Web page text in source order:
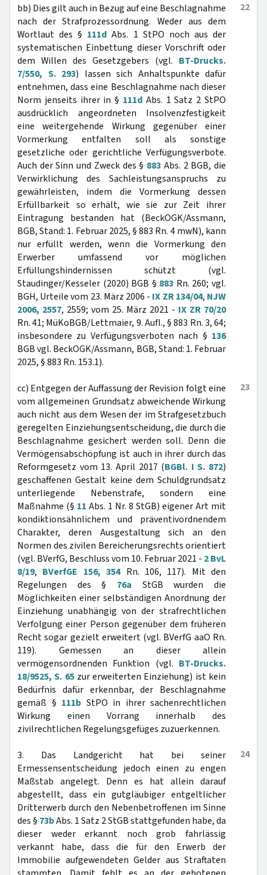
22
bb) Dies gilt auch in Bezug auf eine Beschlagnahme
nach der Strafprozessordnung. Weder aus dem
Wortlaut des § 111d Abs. 1 StPO noch aus der
systematischen Einbettung dieser Vorschrift oder
dem Willen des Gesetzgebers (vgl. BT-Drucks.
7/550, S. 293) lassen sich Anhaltspunkte dafür
entnehmen, dass eine Beschlagnahme nach dieser
Norm jenseits ihrer in § 111d Abs. 1 Satz 2 StPO
ausdrücklich angeordneten Insolvenzfestigkeit
eine weitergehende Wirkung gegenüber einer
Vormerkung entfalten soll als sonstige
gesetzliche oder gerichtliche Verfügungsverbote.
Auch der Sinn und Zweck des § 883 Abs. 2 BGB, die
Verwirklichung des Sachleistungsanspruchs zu
gewährleisten, indem die Vormerkung dessen
Erfüllbarkeit so erhält, wie sie zur Zeit ihrer
Eintragung bestanden hat (BeckOGK/Assmann,
BGB, Stand: 1. Februar 2025, § 883 Rn. 4 mwN), kann
nur erfüllt werden, wenn die Vormerkung den
Erwerber umfassend vor möglichen
Erfüllungshindernissen schützt (vgl.
Staudinger/Kesseler (2020) BGB § 883 Rn. 260; vgl.
BGH, Urteile vom 23. März 2006 - IX ZR 134/04, NJW
2006, 2557, 2559; vom 25. März 2021 - IX ZR 70/20
Rn. 41; MüKoBGB/Lettmaier, 9. Aufl., § 883 Rn. 3, 64;
insbesondere zu Verfügungsverboten nach § 136
BGB vgl. BeckOGK/Assmann, BGB, Stand: 1. Februar
2025, § 883 Rn. 153.1).
23
cc) Entgegen der Auffassung der Revision folgt eine
vom allgemeinen Grundsatz abweichende Wirkung
auch nicht aus dem Wesen der im Strafgesetzbuch
geregelten Einziehungsentscheidung, die durch die
Beschlagnahme gesichert werden soll. Denn die
Vermögensabschöpfung ist auch in ihrer durch das
Reformgesetz vom 13. April 2017 (BGBl. I S. 872)
geschaffenen Gestalt keine dem Schuldgrundsatz
unterliegende Nebenstrafe, sondern eine
Maßnahme (§ 11 Abs. 1 Nr. 8 StGB) eigener Art mit
kondiktionsähnlichem und präventivordnendem
Charakter, deren Ausgestaltung sich an den
Normen des zivilen Bereicherungsrechts orientiert
(vgl. BVerfG, Beschluss vom 10. Februar 2021 - 2 BvL
8/19, BVerfGE 156, 354Rn. 106, 117). Mit den
Regelungen des § 76a StGB wurden die
Möglichkeiten einer selbständigen Anordnung der
Einziehung unabhängig von der strafrechtlichen
Verfolgung einer Person gegenüber dem früheren
Recht sogar gezielt erweitert (vgl. BVerfG aaO Rn.
119). Gemessen an dieser allein
vermögensordnenden Funktion (vgl. BT-Drucks.
18/9525, S. 65zur erweiterten Einziehung) ist kein
Bedürfnis dafür erkennbar, der Beschlagnahme
gemäß § 111b StPO in ihrer sachenrechtlichen
Wirkung einen Vorrang innerhalb des
zivilrechtlichen Regelungsgefüges zuzuerkennen.
24
3. Das Landgericht hat bei seiner
Ermessensentscheidung jedoch einen zu engen
Maßstab angelegt. Denn es hat allein darauf
abgestellt, dass ein gutgläubiger entgeltlicher
Dritterwerb durch den Nebenbetroffenen im Sinne
des § 73bAbs. 1 Satz 2 StGB stattgefunden habe, da
dieser weder erkannt noch grob fahrlässig
verkannt habe, dass die für den Erwerb der
Immobilie aufgewendeten Gelder aus Straftaten